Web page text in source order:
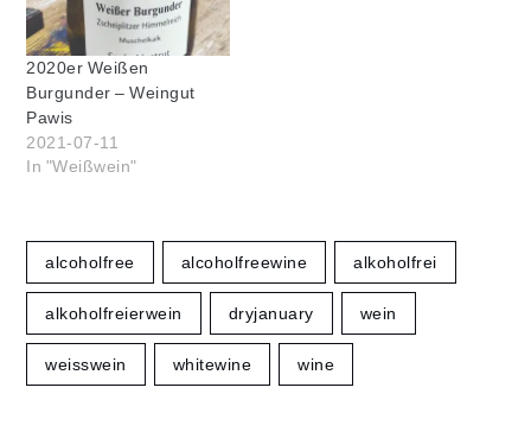
2020er Weißen
Burgunder – Weingut
Pawis
2021-07-11
In "Weißwein"
alcoholfree alcoholfreewine alkoholfrei
alkoholfreierwein dryjanuary wein
weisswein whitewine wine